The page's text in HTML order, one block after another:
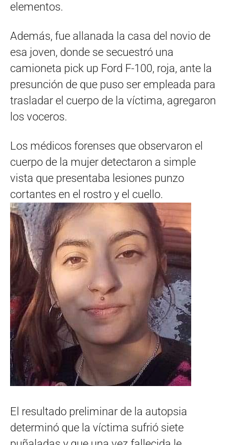
elementos.
Además, fue allanada la casa del novio de
esa joven, donde se secuestró una
camioneta pick up Ford F-100, roja, ante la
presunción de que puso ser empleada para
trasladar el cuerpo de la víctima, agregaron
los voceros.
Los médicos forenses que observaron el
cuerpo de la mujer detectaron a simple
vista que presentaba lesiones punzo
cortantes en el rostro y el cuello.
El resultado preliminar de la autopsia
determinó que la víctima sufrió siete